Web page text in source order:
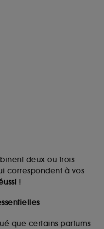
deux ou trois
correspondent à vos
!
que certains parfums